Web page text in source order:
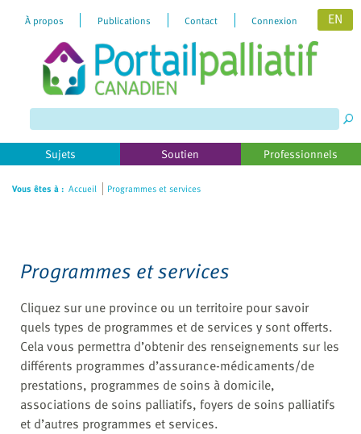
website
includes
an
accessibility
À propos Publications Contact Connexion EN
Sujets Soutien Professionnels
Vous êtes à : Accueil Programmes et services
Programmes et services
Cliquez sur une province ou un territoire pour savoir
quels types de programmes et de services y sont offerts.
Cela vous permettra d’obtenir des renseignements sur les
différents programmes d’assurance-médicaments/de
prestations, programmes de soins à domicile,
associations de soins palliatifs, foyers de soins palliatifs
et d’autres programmes et services.